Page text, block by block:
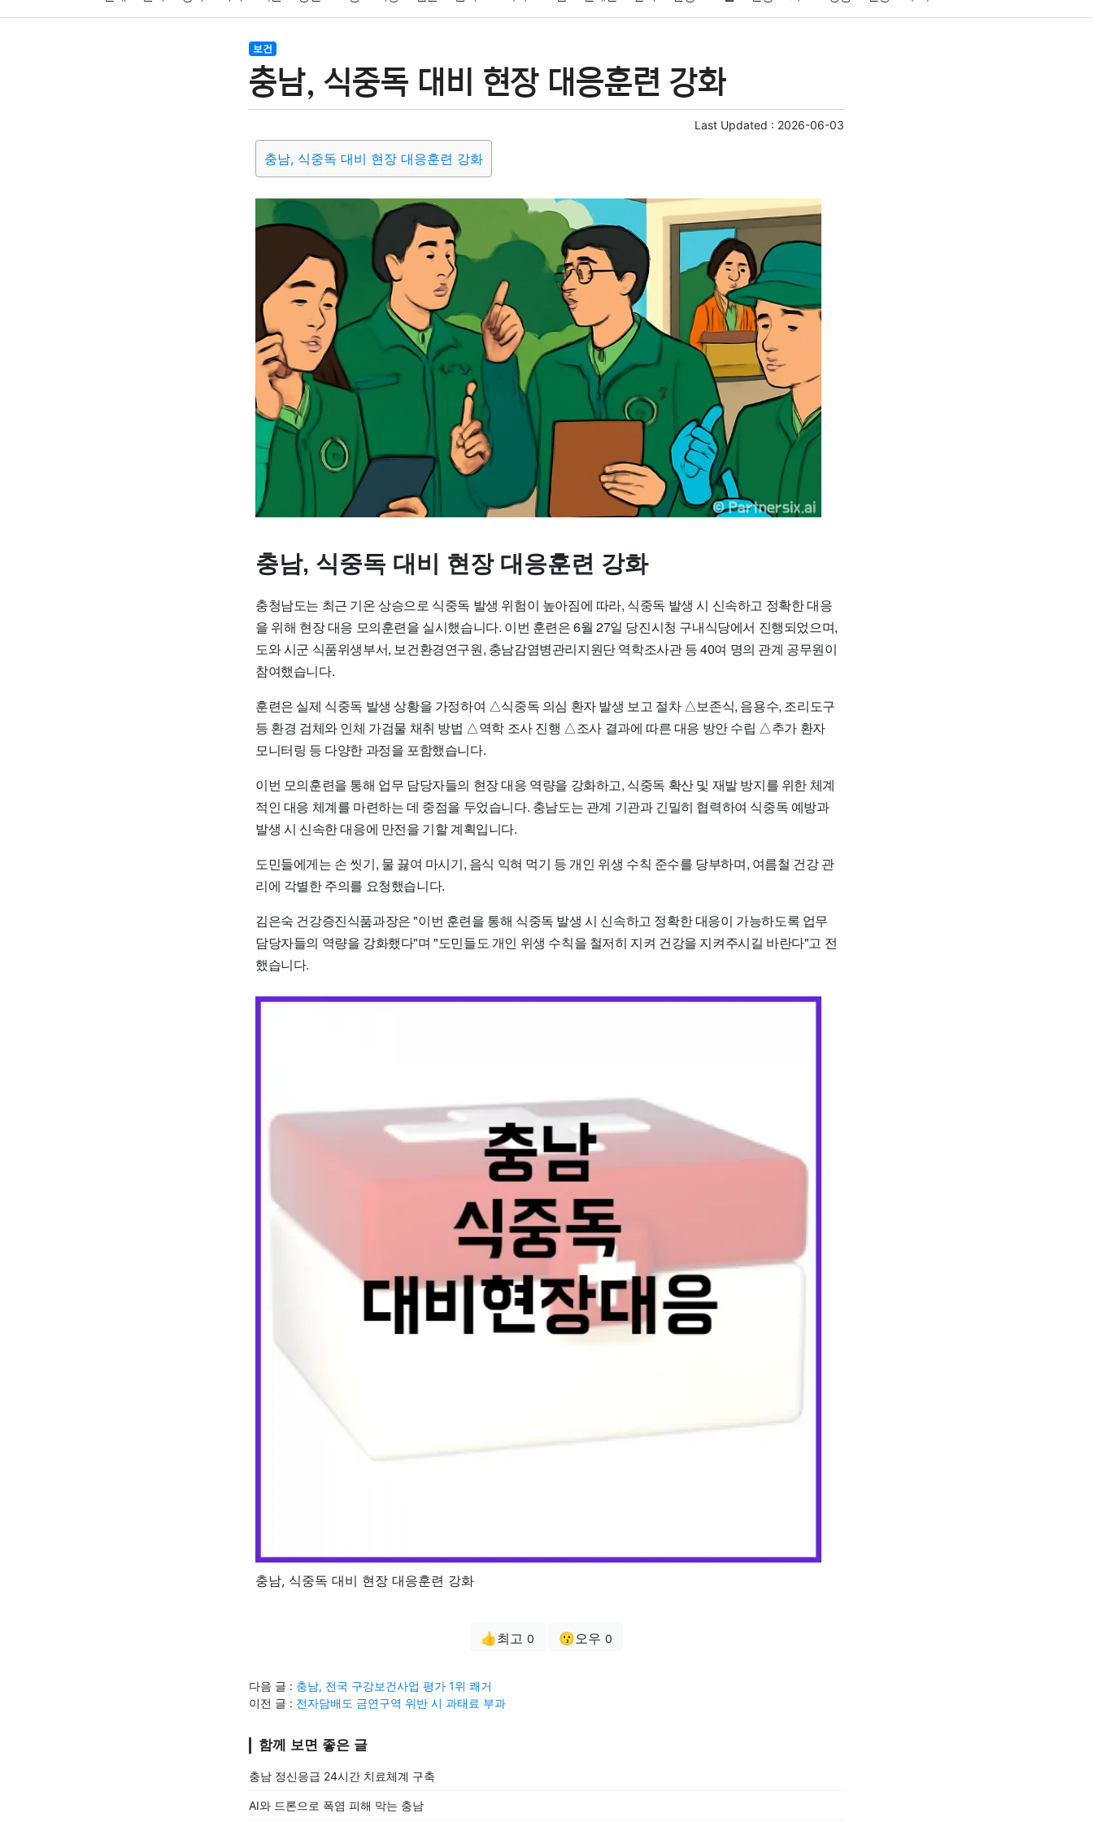
결혼 육아
기술 종교 사회 정치 건강 의료 의학 경제 마케팅 부동산 외국어 교육
보건
충남, 식중독 대비 현장 대응훈련 강화
Last Updated : 2026-06-03
충남, 식중독 대비 현장 대응훈련 강화
충남, 식중독 대비 현장 대응훈련 강화
충청남도는 최근 기온 상승으로 식중독 발생 위험이 높아짐에 따라, 식중독 발생 시 신속하고 정확한 대응
을 위해 현장 대응 모의훈련을 실시했습니다. 이번 훈련은 6월 27일 당진시청 구내식당에서 진행되었으며,
도와 시군 식품위생부서, 보건환경연구원, 충남감염병관리지원단 역학조사관 등 40여 명의 관계 공무원이
참여했습니다.
훈련은 실제 식중독 발생 상황을 가정하여 △식중독 의심 환자 발생 보고 절차 △보존식, 음용수, 조리도구
등 환경 검체와 인체 가검물 채취 방법 △역학 조사 진행 △조사 결과에 따른 대응 방안 수립 △추가 환자
모니터링 등 다양한 과정을 포함했습니다.
이번 모의훈련을 통해 업무 담당자들의 현장 대응 역량을 강화하고, 식중독 확산 및 재발 방지를 위한 체계
적인 대응 체계를 마련하는 데 중점을 두었습니다. 충남도는 관계 기관과 긴밀히 협력하여 식중독 예방과
발생 시 신속한 대응에 만전을 기할 계획입니다.
도민들에게는 손 씻기, 물 끓여 마시기, 음식 익혀 먹기 등 개인 위생 수칙 준수를 당부하며, 여름철 건강 관
리에 각별한 주의를 요청했습니다.
김은숙 건강증진식품과장은 "이번 훈련을 통해 식중독 발생 시 신속하고 정확한 대응이 가능하도록 업무
담당자들의 역량을 강화했다"며 "도민들도 개인 위생 수칙을 철저히 지켜 건강을 지켜주시길 바란다"고 전
했습니다.
충남, 식중독 대비 현장 대응훈련 강화
👍최고 0 😗오우 0
다음 글 : 충남, 전국 구강보건사업 평가 1위 쾌거
이전 글 : 전자담배도 금연구역 위반 시 과태료 부과
함께 보면 좋은 글
충남 정신응급 24시간 치료체계 구축
AI와 드론으로 폭염 피해 막는 충남